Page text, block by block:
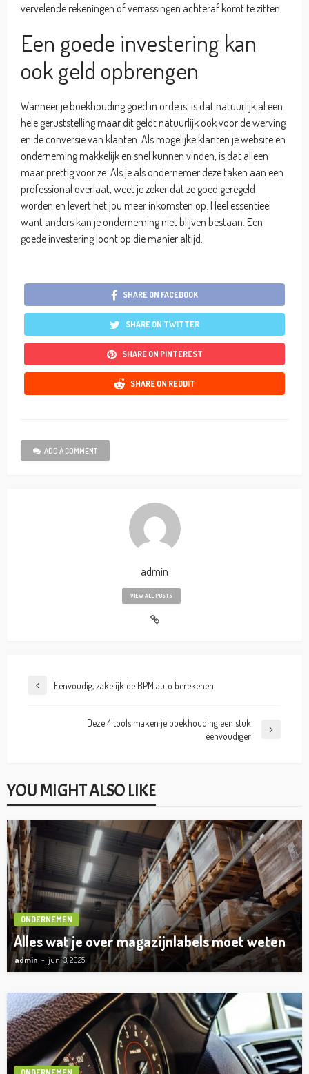
vervelende rekeningen of verrassingen achteraf komt te zitten.
Een goede investering kan
ook geld opbrengen
Wanneer je boekhouding goed in orde is, is dat natuurlijk al een
hele geruststelling maar dit geldt natuurlijk ook voor de werving
en de conversie van klanten. Als mogelijke klanten je website en
onderneming makkelijk en snel kunnen vinden, is dat alleen
maar prettig voor ze. Als je als ondernemer deze taken aan een
professional overlaat, weet je zeker dat ze goed geregeld
worden en levert het jou meer inkomsten op. Heel essentieel
want anders kan je onderneming niet blijven bestaan. Een
goede investering loont op die manier altijd.
SHARE ON FACEBOOK
SHARE ON TWITTER
SHARE ON PINTEREST
SHARE ON REDDIT
ADD A COMMENT
admin
VIEW ALL POSTS
Eenvoudig, zakelijk de BPM auto berekenen
Deze 4 tools maken je boekhouding een stuk
eenvoudiger
YOU MIGHT ALSO LIKE
ONDERNEMEN
Alles wat je over magazijnlabels moet weten
admin juni 3, 2025